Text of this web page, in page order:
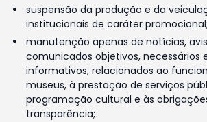
suspensão da produção e da
institucionais de caráter promocional;
manutenção apenas de notícias,
comunicados objetivos, necessários
informativos, relacionados ao
museus, à prestação de serviços
programação cultural e às
transparência;